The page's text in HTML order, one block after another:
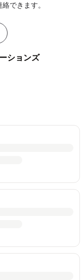
できます。
ションズ